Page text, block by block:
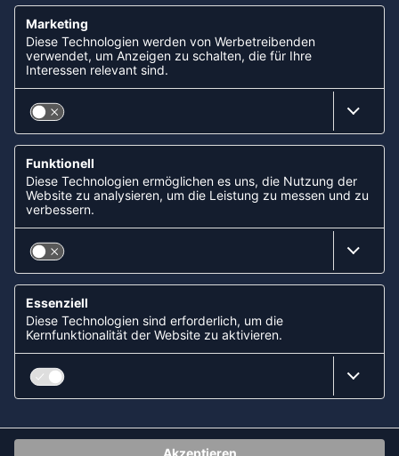
ZAHLUNGSARTEN
Apple Pay
Lastschrift (ELV) via Sofort
Kreditkarte
Rechnungskauf via Klarna
Vorkasse
ABONNIERE JETZT DEN KOSTENLOSEN
HANDBALLDIREKT-NEWSLETTER UND VERPASSE KEINE
NEUIGKEIT ODER AKTION MEHR.
JETZT ANMELDEN
FOLLOW US